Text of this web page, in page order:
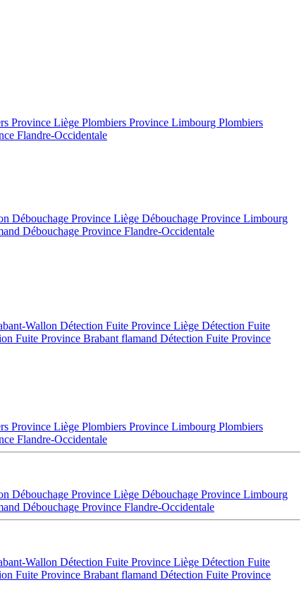
Province Liège Plombiers Province Limbourg Plombiers
Flandre-Occidentale
Débouchage Province Liège Débouchage Province Limbourg
Débouchage Province Flandre-Occidentale
Wallon Détection Fuite Province Liège Détection Fuite
Fuite Province Brabant flamand Détection Fuite Province
Province Liège Plombiers Province Limbourg Plombiers
Flandre-Occidentale
Débouchage Province Liège Débouchage Province Limbourg
Débouchage Province Flandre-Occidentale
Wallon Détection Fuite Province Liège Détection Fuite
Fuite Province Brabant flamand Détection Fuite Province